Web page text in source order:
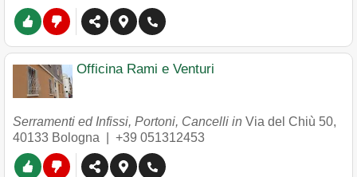
Officina Rami e Venturi
Serramenti ed Infissi, Portoni, Cancelli in Via del Chiù 50,
40133 Bologna +39 051312453